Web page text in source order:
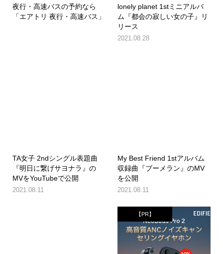
夜行・高速バスの予約なら
「エアトリ 夜行・高速バス」
lonely planet 1stミニアルバ
ム『都会の寂しい女の子』リ
リース
2021.08.28
TA女子 2ndシングル表題曲
『明日に繋げサヨナラ』の
MVをYouTubeで公開
2021.08.11
My Best Friend 1stアルバム
収録曲『ブーメラン』のMV
を公開
2021.08.11
【PR】